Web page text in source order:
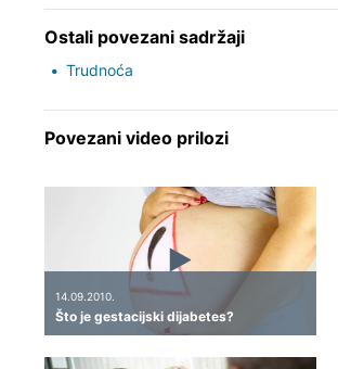
Ostali povezani sadržaji
Trudnoća
Povezani video prilozi
14.09.2010.
Što je gestacijski dijabetes?